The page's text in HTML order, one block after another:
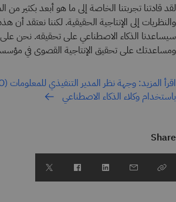
لقد قادتنا تجربتنا الخاصة إلى ما هو أبعد بكثير من
والنظريات إلى الإنتاجية الحقيقية. لكننا نعتقد أن
سيساعدنا الذكاء الاصطناعي على تحقيقه. نحن
ومساعدتك على تحقيق الإنتاجية القصوى في
باستخدام وكلاء الذكاء الاصطناعي
Share